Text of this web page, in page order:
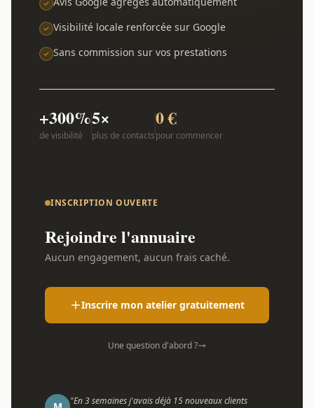
Visibilité locale renforcée sur Google
Sans commission sur vos prestations
+300%
de visibilité
5×
plus de contacts
0 €
pour commencer
INSCRIPTION OUVERTE
Rejoindre l'annuaire
Aucun engagement, aucun frais caché.
Inscrire mon atelier gratuitement
Une question d'abord ?
"En 3 semaines j'avais déjà 15 nouveaux clients